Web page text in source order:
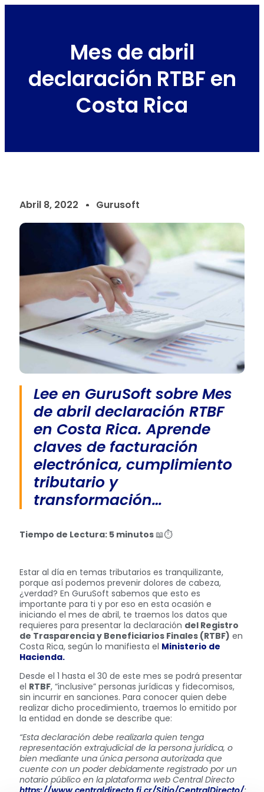
Mes de abril
declaración RTBF en
Costa Rica
Abril 8, 2022 Gurusoft
Lee en GuruSoft sobre Mes
de abril declaración RTBF
en Costa Rica. Aprende
claves de facturación
electrónica, cumplimiento
tributario y
transformación…
Tiempo de Lectura: 5 minutos 📖⏱
Estar al día en temas tributarios es tranquilizante,
porque así podemos prevenir dolores de cabeza,
¿verdad? En GuruSoft sabemos que esto es
importante para ti y por eso en esta ocasión e
iniciando el mes de abril, te traemos los datos que
requieres para presentar la declaración del Registro
de Trasparencia y Beneficiarios Finales (RTBF) en
Costa Rica, según lo manifiesta el Ministerio de
Hacienda.
Desde el 1 hasta el 30 de este mes se podrá presentar
el RTBF, “inclusive” personas jurídicas y fidecomisos,
sin incurrir en sanciones. Para conocer quien debe
realizar dicho procedimiento, traemos lo emitido por
la entidad en donde se describe que:
“Esta declaración debe realizarla quien tenga
representación extrajudicial de la persona jurídica, o
bien mediante una única persona autorizada que
cuente con un poder debidamente registrado por un
notario público en la plataforma web Central Directo